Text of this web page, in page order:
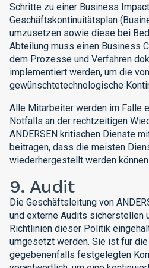
Schritte zu einer Business
Geschäftskontinuitätsplan
umzusetzen sowie diese bei
Abteilung muss einen Business
dem Prozesse und Verfahren
implementiert werden, um die
gewünschtetechnologische
Alle Mitarbeiter werden im Falle
Notfalls an der rechtzeitigen
ANDERSEN kritischen Dienste
beitragen, dass die meisten
wiederhergestellt werden können.
9. Audit
Die Geschäftsleitung von
und externe Audits sicherstellen
Richtlinien dieser Politik
umgesetzt werden. Sie ist für die
gegebenenfalls festgelegten